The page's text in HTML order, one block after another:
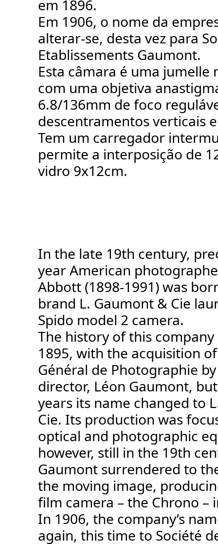
em 1896.
Em 1906, o nome da
alterar-se, desta vez para
Etablissements Gaumont.
Esta câmara é uma jumelle
com uma objetiva
6.8/136mm de foco
descentramentos verticais
Tem um carregador
permite a interposição de
vidro 9x12cm.
In the late 19th century,
year American
Abbott (1898-1991) was
brand L. Gaumont & Cie
Spido model 2 camera.
The history of this
1895, with the acquisition
Général de Photographie
director, Léon Gaumont,
years its name changed to
Cie. Its production was
optical and photographic
however, still in the 19th
Gaumont surrendered to
the moving image,
film camera – the Chrono –
In 1906, the company’s
again, this time to Société